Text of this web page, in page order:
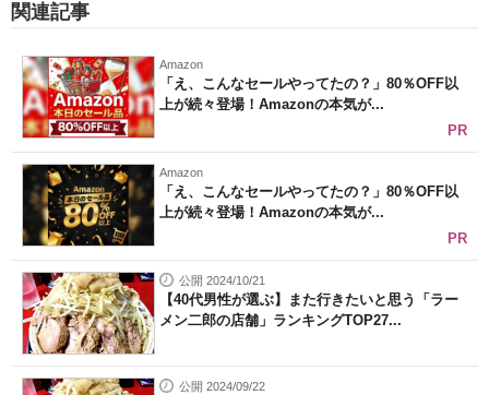
関連記事
Amazon
「え、こんなセールやってたの？」80％OFF以
上が続々登場！Amazonの本気が...
PR
Amazon
「え、こんなセールやってたの？」80％OFF以
上が続々登場！Amazonの本気が...
PR
公開 2024/10/21
【40代男性が選ぶ】また行きたいと思う「ラー
メン二郎の店舗」ランキングTOP27...
公開 2024/09/22